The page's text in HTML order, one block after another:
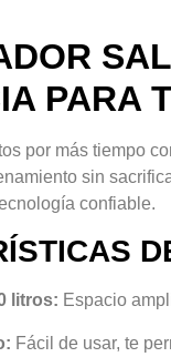
PARA
por más tiempo
sin
confiable.
litros: Espacio
Fácil de usar, te